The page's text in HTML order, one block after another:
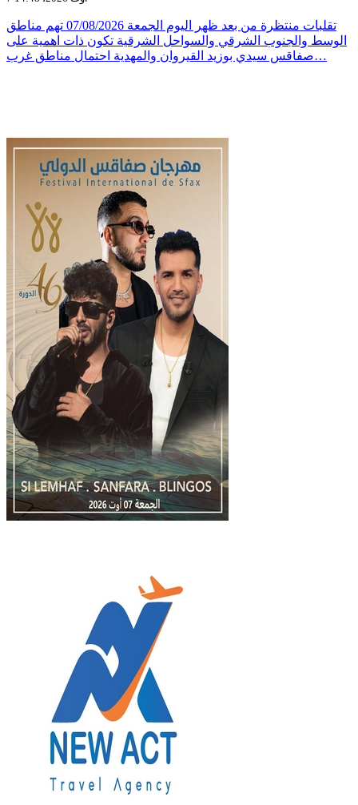
تقلبات منتظرة من بعد ظهر اليوم الجمعة 07/08/2026 تهم مناطق
الوسط والجنوب الشرقي والسواحل الشرقية تكون ذات اهمية على
صفاقس سيدي بوزيد القيروان والمهدية احتمال مناطق غرب…